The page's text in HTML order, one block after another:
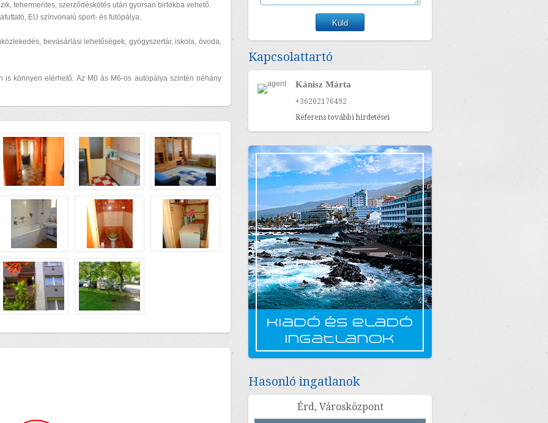
tehermentes, szerződéskötés után gyorsan birtokba vehető.
EU színvonalú sport- és futópálya.
bevásárlási lehetőségek, gyógyszertár, iskola, óvoda,
is könnyen elérhető. Az M0 ás M6-os autópálya szintén néhány
Kapcsolattartó
Kánisz Márta
+36202176492
Referens további hirdetései
Hasonló ingatlanok
Érd, Városközpont